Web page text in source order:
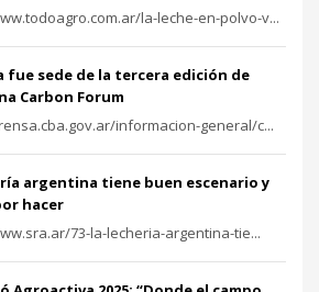
la-leche-en-polvo-v...
fue sede de la tercera edición de
Carbon Forum
informacion-general/c...
argentina tiene buen escenario y
hacer
73-la-lecheria-argentina-tie...